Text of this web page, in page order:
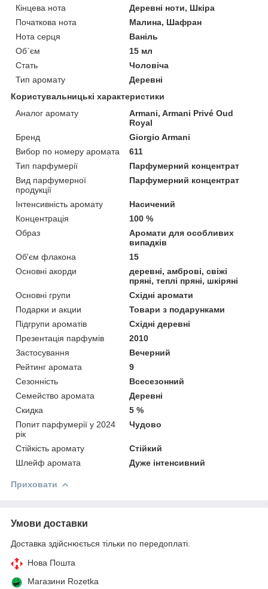
Кінцева нота
Деревні ноти, Шкіра
Початкова нота
Малина, Шафран
Нота серця
Ваніль
Об`єм
15 мл
Стать
Чоловіча
Тип аромату
Деревні
Користувальницькі характеристики
Аналог аромату
Armani, Armani Privé Oud
Royal
Бренд
Giorgio Armani
Вибор по номеру аромата
611
Тип парфумерії
Парфумерний концентрат
Вид парфумерної
продукції
Парфумерний концентрат
Інтенсивність аромату
Насичений
Концентрація
100 %
Образ
Аромати для особливих
випадків
Об'єм флакона
15
Основні акорди
деревні, амброві, свіжі
пряні, теплі пряні, шкіряні
Основні групи
Східні аромати
Подарки и акции
Товари з подарунками
Підгрупи ароматів
Східні деревні
Презентація парфумів
2010
Застосування
Вечерний
Рейтинг аромата
9
Сезонність
Всесезонний
Семейство аромата
Деревні
Скидка
5 %
Попит парфумерії у 2024
рік
Чудово
Стійкість аромату
Стійкий
Шлейф аромата
Дуже інтенсивний
Приховати
Умови доставки
Доставка здійснюється тільки по передоплаті.
Нова Пошта
Магазини Rozetka